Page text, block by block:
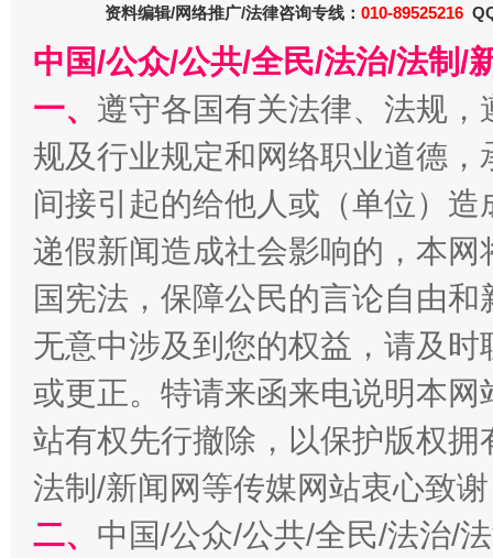
漫山遍野的桃花与雪山、麦地、白藏房 除
招工难、用工荒背后
资料编辑/网络推广/法律咨询专线： 010-89525216
中国/公众/公共/全民/法治/法制/
一、 遵守各国有关法律、法规
规及行业规定和网络职业道德
间接引起的给他人或（单位）
递假新闻造成社会影响的，本
国宪法，保障公民的言论自由
无意中涉及到您的权益，请及
或更正。特请来函来电说明本
站有权先行撤除，以保护版权
法制/新闻网等传媒网站衷心致
二、 中国/公众/公共/全民/法治/